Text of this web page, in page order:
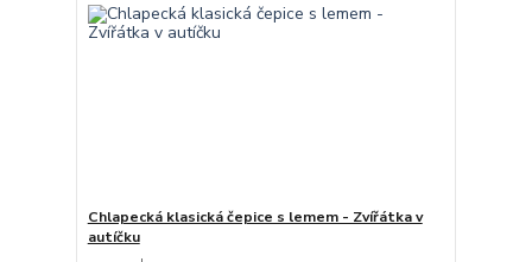
Chlapecká klasická čepice s lemem - Zvířátka v
autíčku